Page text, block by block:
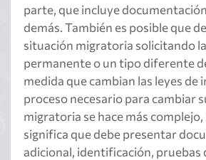
parte, que incluye
demás. También es posible que
situación migratoria solicitando
permanente o un tipo diferente
medida que cambian las leyes de
proceso necesario para cambiar
migratoria se hace más
significa que debe presentar
adicional, identificación, pruebas